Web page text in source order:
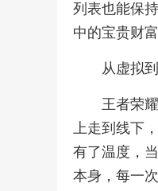
列表也能保
中的宝贵财富
从虚拟
王者荣
上走到线下
有了温度，
本身，每一